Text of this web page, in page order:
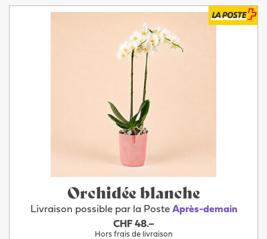
Orchidée blanche
Livraison possible par la Poste Après-demain
CHF 48.–
Hors frais de livraison